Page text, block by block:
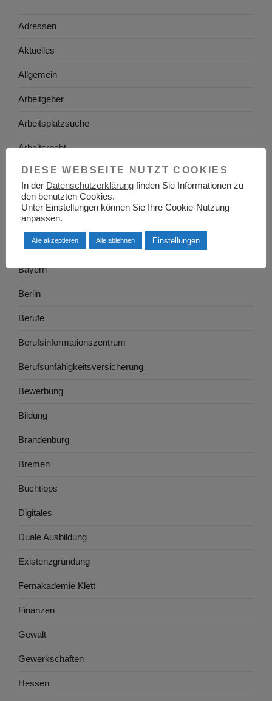
Adressen
Aktuelles
Allgemein
Arbeitgeber
Arbeitsplatzsuche
Arbeitsrecht
Arbeitswelt
Arbeitszeugnis
Ausbildung
Baden-Württemberg
Bayern
Berlin
Berufe
Berufsinformationszentrum
Berufsunfähigkeitsversicherung
Bewerbung
Bildung
Brandenburg
Bremen
Buchtipps
Digitales
Duale Ausbildung
Existenzgründung
Fernakademie Klett
Finanzen
Gewalt
Gewerkschaften
Hessen
DIESE WEBSEITE NUTZT COOKIES
In der Datenschutzerklärung finden Sie Informationen zu
den benutzten Cookies.
Unter Einstellungen können Sie Ihre Cookie-Nutzung
anpassen.
Alle akzeptieren Alle ablehnen Einstellungen